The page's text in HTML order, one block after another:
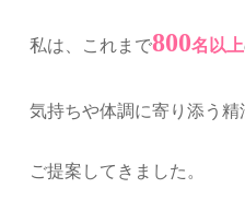
私は、これまで800名以上
気持ちや体調に寄り添う精
ご提案してきました。